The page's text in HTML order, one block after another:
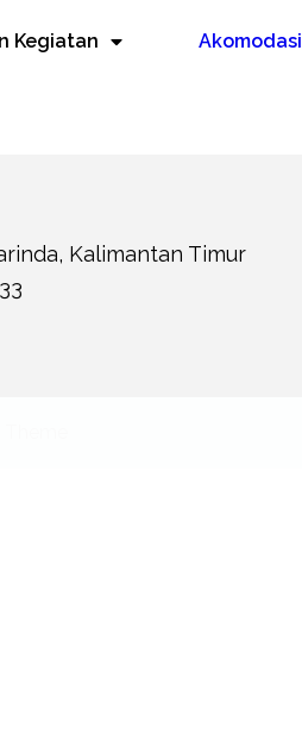
Kegiatan Akomodasi
Kalimantan Timur
33